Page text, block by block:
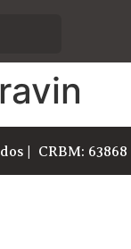
| CRBM: 63868